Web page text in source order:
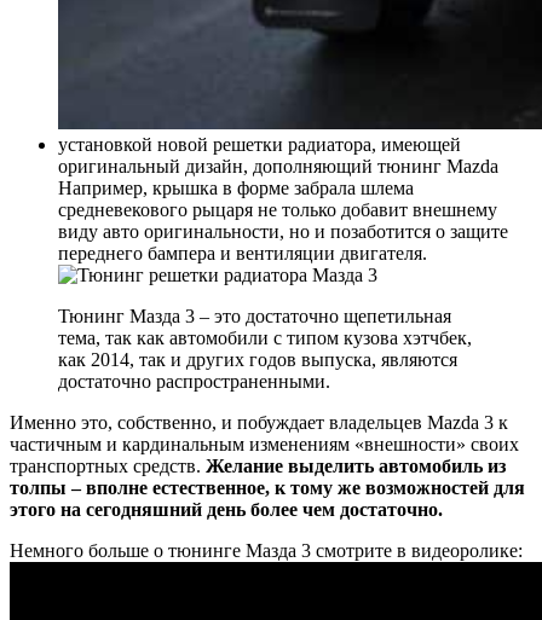
установкой новой решетки радиатора, имеющей
оригинальный дизайн, дополняющий тюнинг Mazda
Например, крышка в форме забрала шлема
средневекового рыцаря не только добавит внешнему
виду авто оригинальности, но и позаботится о защите
переднего бампера и вентиляции двигателя.
Тюнинг Мазда 3 – это достаточно щепетильная
тема, так как автомобили с типом кузова хэтчбек,
как 2014, так и других годов выпуска, являются
достаточно распространенными.
Именно это, собственно, и побуждает владельцев Mazda 3 к
частичным и кардинальным изменениям «внешности» своих
транспортных средств. Желание выделить автомобиль из
толпы – вполне естественное, к тому же возможностей для
этого на сегодняшний день более чем достаточно.
Немного больше о тюнинге Мазда 3 смотрите в видеоролике: